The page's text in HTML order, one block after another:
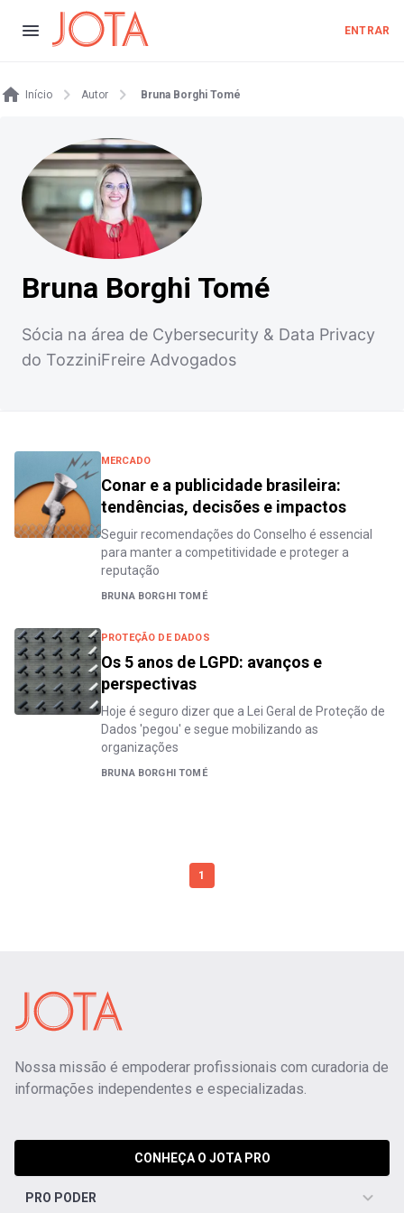
ENTRAR
Início Autor Bruna Borghi Tomé
Bruna Borghi Tomé
Sócia na área de Cybersecurity & Data Privacy
do TozziniFreire Advogados
MERCADO
Conar e a publicidade brasileira:
tendências, decisões e impactos
Seguir recomendações do Conselho é essencial
para manter a competitividade e proteger a
reputação
BRUNA BORGHI TOMÉ
PROTEÇÃO DE DADOS
Os 5 anos de LGPD: avanços e
perspectivas
Hoje é seguro dizer que a Lei Geral de Proteção de
Dados 'pegou' e segue mobilizando as
organizações
BRUNA BORGHI TOMÉ
1
Nossa missão é empoderar profissionais com curadoria de
informações independentes e especializadas.
CONHEÇA O JOTA PRO
PRO PODER